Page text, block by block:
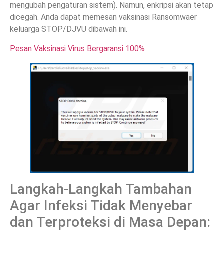
mengubah pengaturan sistem). Namun, enkripsi akan tetap
dicegah. Anda dapat memesan vaksinasi Ransomwaer
keluarga STOP/DJVU dibawah ini.
Pesan Vaksinasi Virus Bergaransi 100%
Langkah-Langkah Tambahan
Agar Infeksi Tidak Menyebar
dan Terproteksi di Masa Depan: